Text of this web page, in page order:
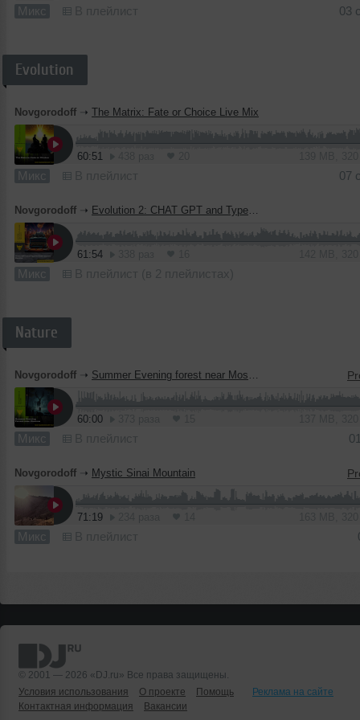
Микс В плейлист 03
Evolution
Novgorodoff ➝ The Matrix: Fate or Choice Live Mix
60:51
Микс В плейлист 07
Novgorodoff ➝ Evolution 2: CHAT GPT and Typewriter Dance Battle Club Mix (live)
61:54
Микс В плейлист (в 2 плейлистах)
Nature
Novgorodoff ➝ Summer Evening forest near Moscow live mix
60:00
Микс В плейлист
Novgorodoff ➝ Mystic Sinai Mountain
71:19
Микс В плейлист
© 2001 — 2026 «DJ.ru» Все права защищены.
Условия использования
О проекте Помощь
Реклама на сайте
Контактная информация
Вакансии